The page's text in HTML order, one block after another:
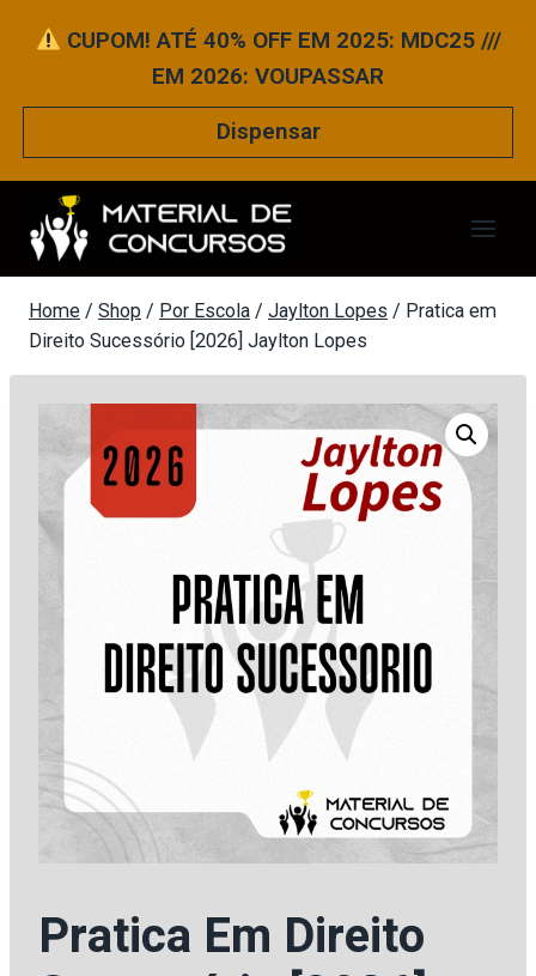
para
CUPOM! ATÉ 40% OFF EM 2025: MDC25 ///
EM 2026: VOUPASSAR
Dispensar
Home / Shop / Por Escola / Jaylton Lopes / Pratica em
Direito Sucessório [2026] Jaylton Lopes
Pratica Em Direito